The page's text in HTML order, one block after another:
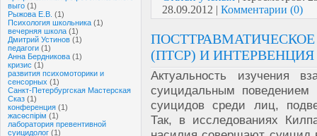
выго (1)
Рыжова Е.В. (1)
Психология школьника (1)
вечерняя школа (1)
Дмитрий Устинов (1)
педагоги (1)
Анна Бердникова (1)
кризис (1)
развития психомоторики и
сенсорных (1)
Санкт-Петербургская Мастерская
Сказ (1)
конференция (1)
жасөспірім (1)
лаборатория превентивной
суицидолог (1)
28.09.2012 | Комментарии (0)
(ПТСР) И
Актуальность изучения
суицидальным поведением
суицидов среди лиц,
Так, в исследованиях